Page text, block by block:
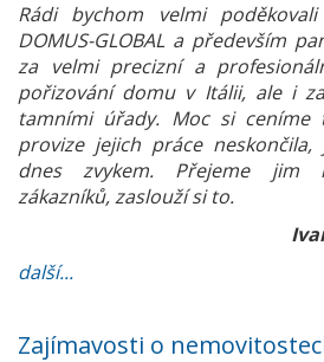
Rádi bychom velmi
DOMUS-GLOBAL a především
za velmi precizní a
pořizování domu v Itálii, ale i
tamními úřady. Moc si ceníme
provize jejich práce
dnes zvykem. Přejeme jim
zákazníků, zaslouží si to.
další...
Zajímavosti o